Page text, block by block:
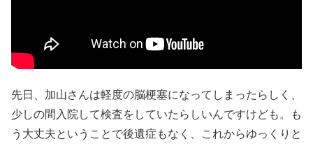
先日、加山さんは軽度の脳梗塞になってしまったらしく、
少しの間入院して検査をしていたらしいんですけども。も
う大丈夫ということで後遺症もなく、これからゆっくりと